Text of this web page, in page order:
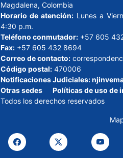
Magdalena, Colombia
Horario de atención:Lunes a
4:30 p.m.
Teléfono conmutador: +57 605
Fax: +57 605 432 8694
Correo de contacto:
Código postal: 470006
Notificaciones Judiciales:
Otras sedes
Políticas de uso de
Todos los derechos reservados